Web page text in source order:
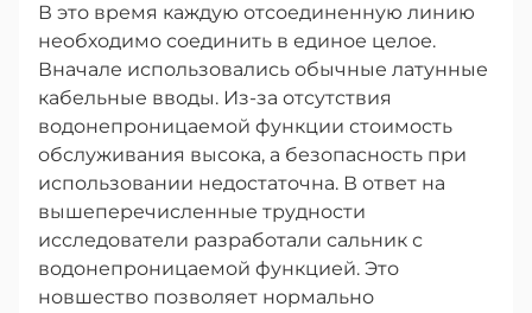
В это время каждую отсоединенную линию
необходимо соединить в единое целое.
Вначале использовались обычные латунные
кабельные вводы. Из-за отсутствия
водонепроницаемой функции стоимость
обслуживания высока, а безопасность при
использовании недостаточна. В ответ на
вышеперечисленные трудности
исследователи разработали сальник с
водонепроницаемой функцией. Это
новшество позволяет нормально